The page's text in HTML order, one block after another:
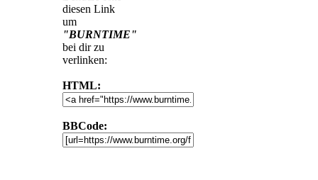
diesen Link
um
"BURNTIME"
bei dir zu
verlinken:
HTML:
BBCode: